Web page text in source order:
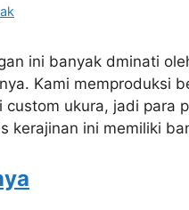
ini banyak dminati
Kami memproduksi
ukura, jadi para
kerajinan ini memiliki